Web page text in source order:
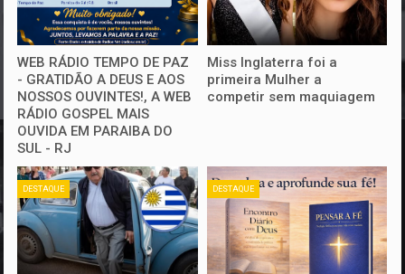
WEB RÁDIO TEMPO DE PAZ
- GRATIDÃO A DEUS E AOS
NOSSOS OUVINTES!, A WEB
RÁDIO GOSPEL MAIS
OUVIDA EM PARAIBA DO
SUL - RJ
Miss Inglaterra foi a
primeira Mulher a
competir sem maquiagem
DESTAQUE DESTAQUE